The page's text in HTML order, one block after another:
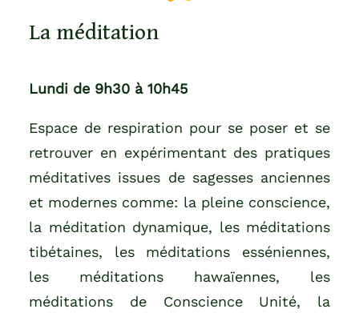
La méditation
Lundi de 9h30 à 10h45
Espace de respiration pour se poser et se
retrouver en expérimentant des pratiques
méditatives issues de sagesses anciennes
et modernes comme: la pleine conscience,
la méditation dynamique, les méditations
tibétaines, les méditations esséniennes,
les méditations hawaïennes, les
méditations de Conscience Unité, la